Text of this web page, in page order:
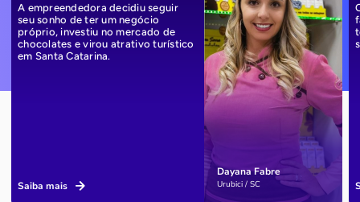
Dayana Fabre
Urubici / SC
A empreendedora decidiu seguir
seu sonho de ter um negócio
próprio, investiu no mercado de
chocolates e virou atrativo turístico
em Santa Catarina.
Saiba mais